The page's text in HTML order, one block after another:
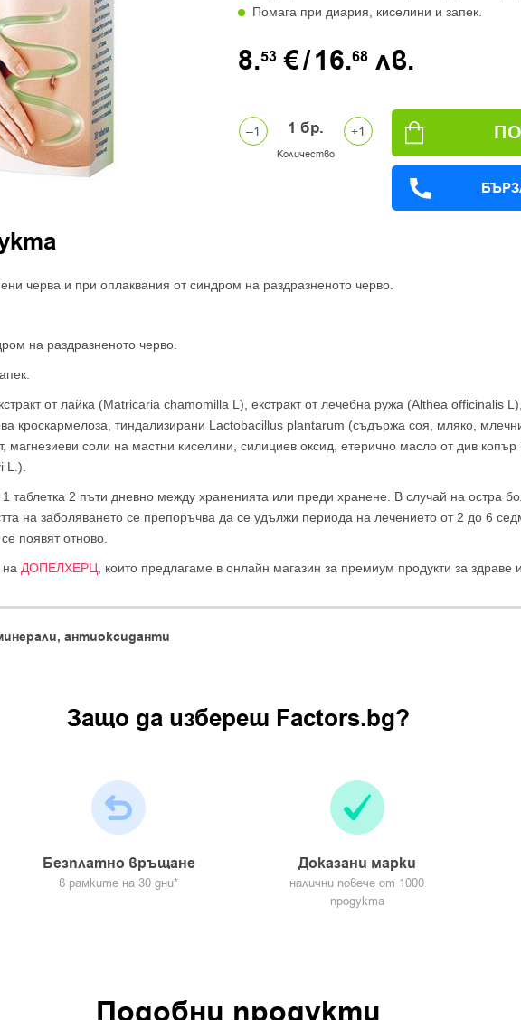
Помага при диария, киселини и запек.
8.53 €/16.68 лв.
1 бр.
Количество
черва и при оплаквания от синдром на раздразненото черво.
на раздразненото черво.
от лайка (Matricaria chamomilla L), екстракт от лечебна ружа (Althea officinalis
кроскармелоза, тиндализирани Lactobacillus plantarum (съдържа соя, мляко,
магнезиеви соли на мастни киселини, силициев оксид, етерично масло от див
L.).
таблетка 2 пъти дневно между храненията или преди хранене. В случай на остра
на заболяването се препоръчва да се удължи периода на лечението от 2 до 6
появят отново.
на ДОПЕЛХЕРЦ , които предлагаме в онлайн магазин за премиум продукти за здраве
антиоксиданти
Защо да изберeш Factors.bg?
Безплатно връщане
в рамките на 30 дни*
Доказани марки
налични повече от 1000
продукта